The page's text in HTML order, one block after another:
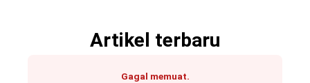
Artikel terbaru
Gagal memuat.